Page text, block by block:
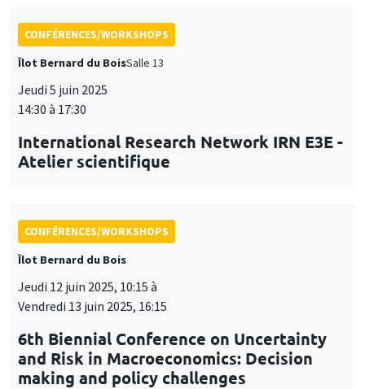
CONFÉRENCES/WORKSHOPS
Îlot Bernard du BoisSalle 13
Jeudi 5 juin 2025
14:30 à 17:30
International Research Network IRN E3E -
Atelier scientifique
CONFÉRENCES/WORKSHOPS
Îlot Bernard du Bois
Jeudi 12 juin 2025, 10:15 à
Vendredi 13 juin 2025, 16:15
6th Biennial Conference on Uncertainty
and Risk in Macroeconomics: Decision
making and policy challenges
données
personnelles
et
des
cookies
Ce site utilise des cookies et des services tiers pour garantir son bon
fonctionnement, analyser la fréquentation du site et proposer des
modifié à tout moment depuis le lien « Gestion des cookies »
accessible en bas de page. Pour en savoir plus, consultez notre
politique de confidentialité
Personnaliser